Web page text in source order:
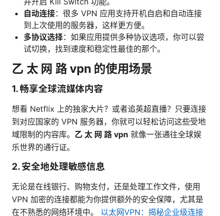
自动连接：很多 VPN 应用支持开机自启和自动连接
到上次使用的服务器，这样更方便。
多协议选择：如果应用提供多种协议选项，你可以尝
试切换，找到速度和稳定性最佳的那个。
乙 太 网 路 vpn 的使用场景
1. 畅享全球流媒体内容
想看 Netflix 上的独家大片？或者追英超直播？只要连接
到对应国家的 VPN 服务器，你就可以轻松访问这些受地
域限制的内容库。 乙 太 网 路 vpn 就像一张通往全球娱
乐世界的通行证。
2. 安全地处理敏感信息
无论是在线银行、购物支付，还是处理工作文件，使用
VPN 加密的连接都能为你提供额外的安全保障，尤其是
在不熟悉的网络环境中。 以太网VPN：揭秘企业级连接